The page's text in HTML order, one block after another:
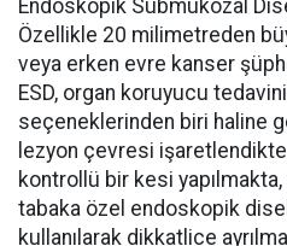
Endoskopik Submukozal
Özellikle 20 milimetreden
veya erken evre kanser
ESD, organ koruyucu
seçeneklerinden biri haline
lezyon çevresi
kontrollü bir kesi
tabaka özel endoskopik
kullanılarak dikkatlice